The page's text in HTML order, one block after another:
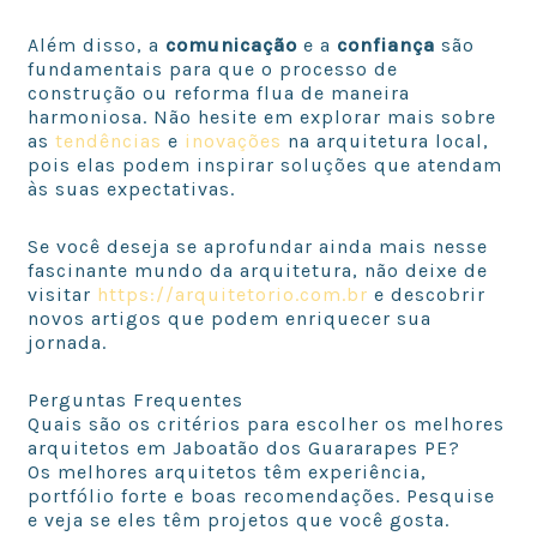
Além disso, a comunicação e a confiança são
fundamentais para que o processo de
construção ou reforma flua de maneira
harmoniosa. Não hesite em explorar mais sobre
astendências e inovações na arquitetura local,
pois elas podem inspirar soluções que atendam
às suas expectativas.
Se você deseja se aprofundar ainda mais nesse
fascinante mundo da arquitetura, não deixe de
visitar https://arquitetorio.com.br e descobrir
novos artigos que podem enriquecer sua
jornada.
Perguntas Frequentes
Quais são os critérios para escolher os melhores
arquitetos em Jaboatão dos Guararapes PE?
Os melhores arquitetos têm experiência,
portfólio forte e boas recomendações. Pesquise
e veja se eles têm projetos que você gosta.